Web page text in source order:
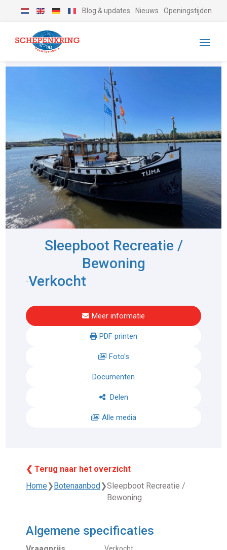
Blog & updates Nieuws Openingstijden
Sleepboot Recreatie /
Bewoning
-Verkocht
Meer informatie
PDF printen
Foto's
Documenten
Delen
Alle media
❮ Terug naar het overzicht
Home❯ Botenaanbod ❯Sleepboot Recreatie /
Bewoning
Algemene specificaties